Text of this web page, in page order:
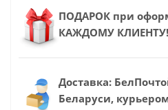
ПОДАРОК при
КАЖДОМУ КЛИЕНТУ!
Доставка:
Беларуси,